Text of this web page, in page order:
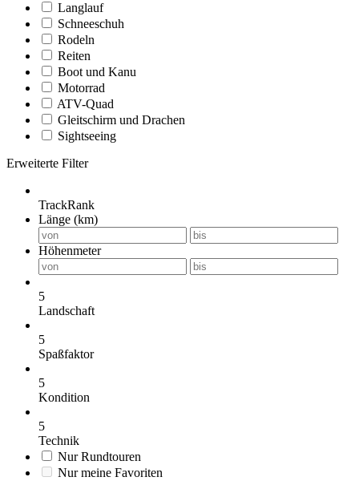
Langlauf
Schneeschuh
Rodeln
Reiten
Boot und Kanu
Motorrad
ATV-Quad
Gleitschirm und Drachen
Sightseeing
Erweiterte Filter
TrackRank
Länge (km)
Höhenmeter
5
Landschaft
5
Spaßfaktor
5
Kondition
5
Technik
Nur Rundtouren
Nur meine Favoriten